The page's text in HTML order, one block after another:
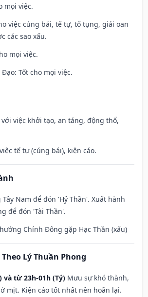
mọi việc.
việc cúng bái, tế tự, tố tụng, giải oan
các sao xấu.
mọi việc.
Tốt cho mọi việc.
với việc khởi tạo, an táng, động thổ,
tế tự (cúng bái), kiện cáo.
Nam để đón 'Hỷ Thần'. Xuất hành
để đón 'Tài Thần'.
Chính Đông gặp Hạc Thần (xấu)
Lý Thuần Phong
và từ 23h-01h (Tý) Mưu sự khó thành,
mịt. Kiện cáo tốt nhất nên hoãn lại.